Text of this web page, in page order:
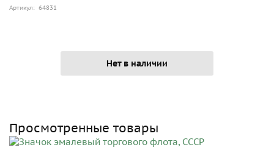
Артикул: 64831
Нет в наличии
Просмотренные товары